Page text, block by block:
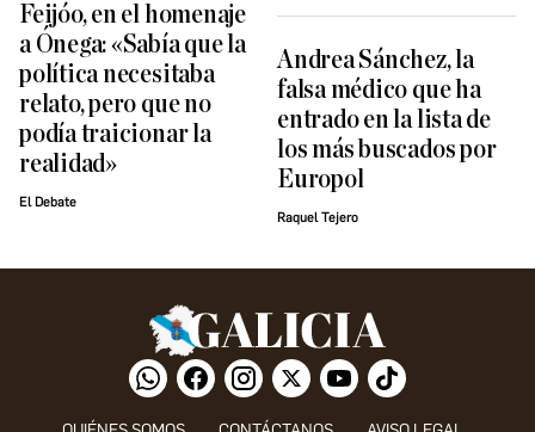
Feijóo, en el homenaje
a Ónega: «Sabía que la
política necesitaba
relato, pero que no
podía traicionar la
realidad»
El Debate
Andrea Sánchez, la
falsa médico que ha
entrado en la lista de
los más buscados por
Europol
Raquel Tejero